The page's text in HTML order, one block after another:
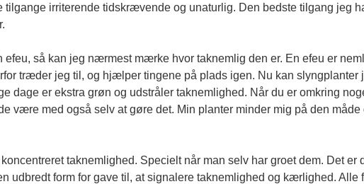
tilgange irriterende tidskrævende og unaturlig. Den bedste tilgang jeg
efeu, så kan jeg nærmest mærke hvor taknemlig den er. En efeu er
træder jeg til, og hjælper tingene på plads igen. Nu kan
dage er ekstra grøn og udstråler taknemlighed. Når du er omkring
være med også selv at gøre det. Min planter minder mig på den
taknemlighed. Specielt når man selv har groet dem. Det
udbredt form for gave til, at signalere taknemlighed og kærlighed.